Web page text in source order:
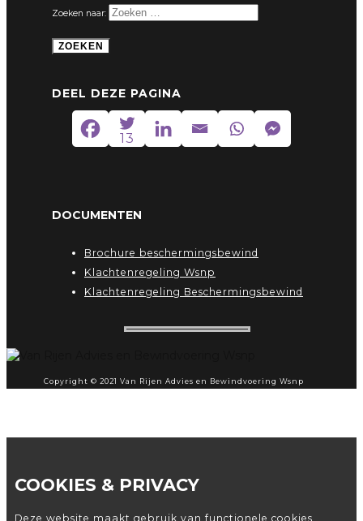
Zoeken naar:
DEEL DEZE PAGINA
13
DOCUMENTEN
Brochure beschermingsbewind
Klachtenregeling Wsnp
Klachtenregeling Beschermingsbewind
Copyright © 2021 Van Rijen Advies en Bewindvoering Wsnp
COOKIES & PRIVACY
Deze website maakt gebruik van functionele cookies